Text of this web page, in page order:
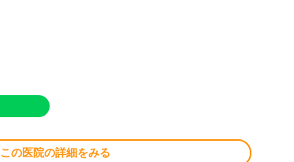
この医院の詳細をみる